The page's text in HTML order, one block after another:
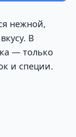
нежной,
В
— только
и специи.